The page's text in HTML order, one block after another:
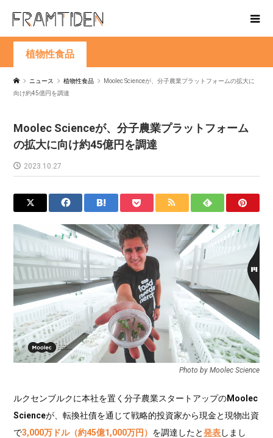
植物性食品
ニュース 植物性食品
Moolec Scienceが、分子農業プラットフォームの拡大に
向け約45億円を調達
Moolec Scienceが、分子農業プラットフォーム
の拡大に向け約45億円を調達
2023.10.27
Photo by Moolec Science
ルクセンブルクに本社を置く分子農業スタートアップのMoolec
Scienceが、転換社債を通じて戦略的投資家から現金と現物出資
で3,000万ドル（約45億1,000万円） を調達したと発表しまし